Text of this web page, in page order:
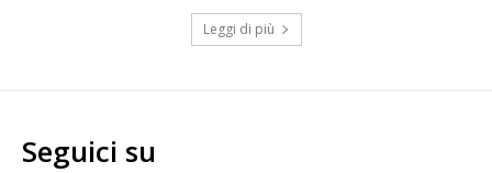
Leggi di più
Seguici su